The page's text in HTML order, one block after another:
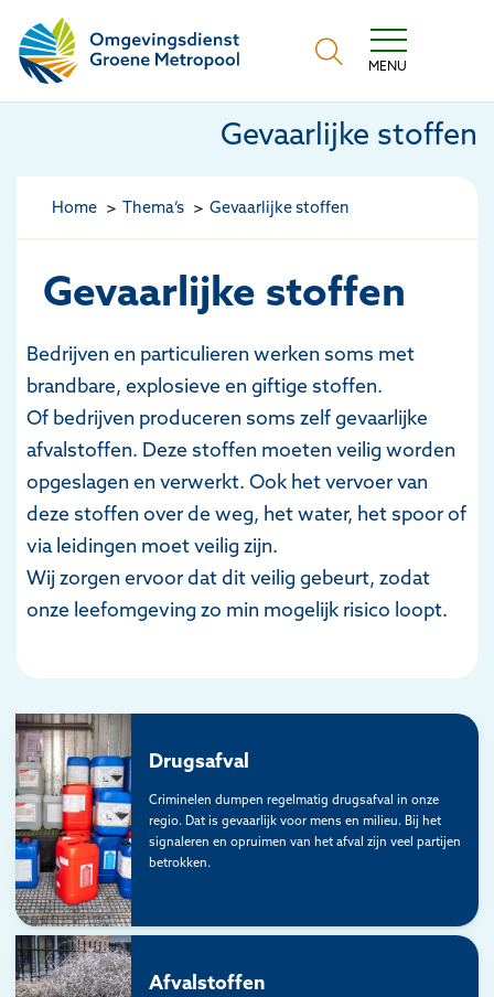
Omgevingsdienst Groene Metropool
MENU
Gevaarlijke stoffen
Home Thema’s Gevaarlijke stoffen
Gevaarlijke stoffen
Bedrijven en particulieren werken soms met
brandbare, explosieve en giftige stoffen.
Of bedrijven produceren soms zelfgevaarlijke
afvalstoffen. Deze stoffen moeten veilig worden
opgeslagen en verwerkt. Ook hetvervoervan
deze stoffen over de weg, het water, het spoor of
via leidingen moet veilig zijn.
Wijzorgen ervoordat ditveilig gebeurt, zodat
onze leefomgeving zo min mogelijk risico loopt.
Drugsafval
Criminelen dumpen regelmatig drugsafval in onze
regio. Dat is gevaarlijk voor mens en milieu. Bij het
signaleren en opruimen van het afval zijn veel partijen
betrokken.
Afvalstoffen